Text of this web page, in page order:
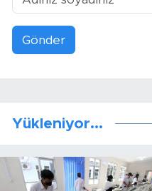
Gönder
Yükleniyor...